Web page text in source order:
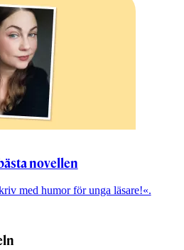
novellen
med humor för unga läsare!«.